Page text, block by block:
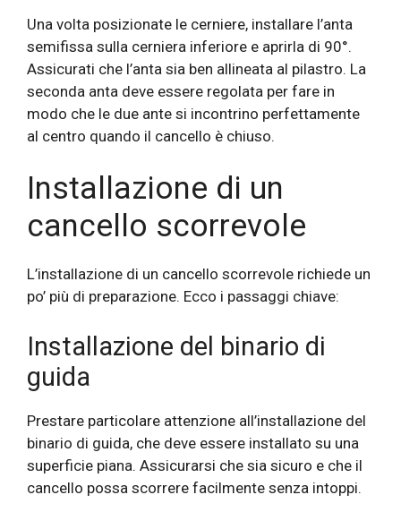
Una volta posizionate le cerniere, installare l’anta
semifissa sulla cerniera inferiore e aprirla di 90°.
Assicurati che l’anta sia ben allineata al pilastro. La
seconda anta deve essere regolata per fare in
modo che le due ante si incontrino perfettamente
al centro quando il cancello è chiuso.
Installazione di un
cancello scorrevole
L’installazione di un cancello scorrevole richiede un
po’ più di preparazione. Ecco i passaggi chiave:
Installazione del binario di
guida
Prestare particolare attenzione all’installazione del
binario di guida, che deve essere installato su una
superficie piana. Assicurarsi che sia sicuro e che il
cancello possa scorrere facilmente senza intoppi.